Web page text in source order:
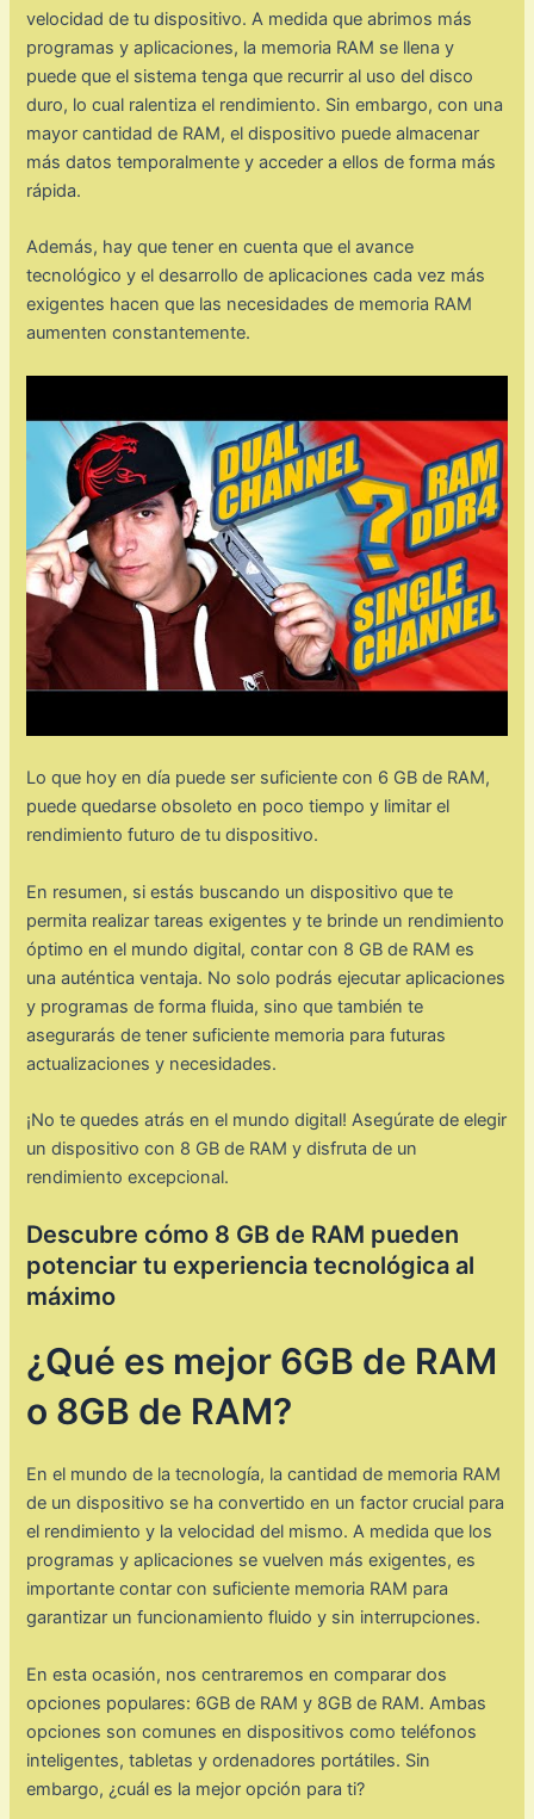
velocidad de tu dispositivo. A medida que abrimos más
programas y aplicaciones, la memoria RAM se llena y
puede que el sistema tenga que recurrir al uso del disco
duro, lo cual ralentiza el rendimiento. Sin embargo, con una
mayor cantidad de RAM, el dispositivo puede almacenar
más datos temporalmente y acceder a ellos de forma más
rápida.
Además, hay que tener en cuenta que el avance
tecnológico y el desarrollo de aplicaciones cada vez más
exigentes hacen que las necesidades de memoria RAM
aumenten constantemente.
Lo que hoy en día puede ser suficiente con 6 GB de RAM,
puede quedarse obsoleto en poco tiempo y limitar el
rendimiento futuro de tu dispositivo.
En resumen, si estás buscando un dispositivo que te
permita realizar tareas exigentes y te brinde un rendimiento
óptimo en el mundo digital, contar con 8 GB de RAM es
una auténtica ventaja. No solo podrás ejecutar aplicaciones
y programas de forma fluida, sino que también te
asegurarás de tener suficiente memoria para futuras
actualizaciones y necesidades.
¡No te quedes atrás en el mundo digital! Asegúrate de elegir
un dispositivo con 8 GB de RAM y disfruta de un
rendimiento excepcional.
Descubre cómo 8 GB de RAM pueden
potenciar tu experiencia tecnológica al
máximo
¿Qué es mejor 6GB de RAM
o 8GB de RAM?
En el mundo de la tecnología, la cantidad de memoria RAM
de un dispositivo se ha convertido en un factor crucial para
el rendimiento y la velocidad del mismo. A medida que los
programas y aplicaciones se vuelven más exigentes, es
importante contar con suficiente memoria RAM para
garantizar un funcionamiento fluido y sin interrupciones.
En esta ocasión, nos centraremos en comparar dos
opciones populares: 6GB de RAM y 8GB de RAM. Ambas
opciones son comunes en dispositivos como teléfonos
inteligentes, tabletas y ordenadores portátiles. Sin
embargo, ¿cuál es la mejor opción para ti?